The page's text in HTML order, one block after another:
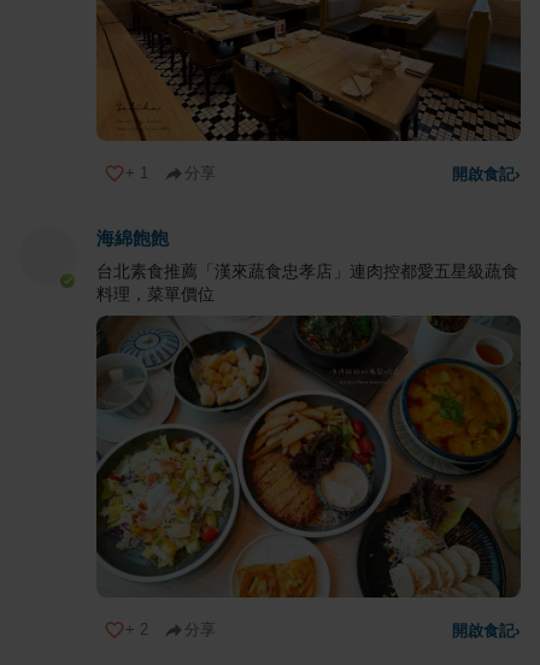
+ 1 分享 開啟食記›
海綿飽飽
台北素食推薦「漢來蔬食忠孝店」連肉控都愛五星級蔬食
料理，菜單價位
+ 2 分享 開啟食記›